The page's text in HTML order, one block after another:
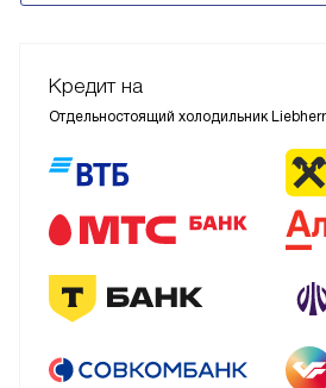
Кредит на
Отдельностоящий холодильник